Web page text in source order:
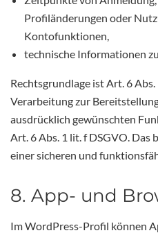
Profiländerungen oder
Kontofunktionen,
technische Informationen
Rechtsgrundlage ist Art. 6
Verarbeitung zur
ausdrücklich gewünschten
Art. 6 Abs. 1 lit. f DSGVO. Das
einer sicheren und
8. App- und
Im WordPress-Profil können